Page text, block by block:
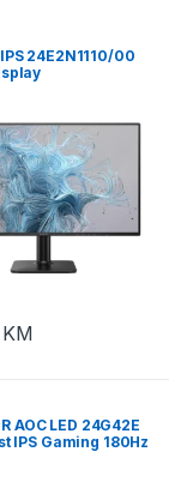
24E2N1110/00
KM
AOC LED 24G42E
IPS Gaming 180Hz